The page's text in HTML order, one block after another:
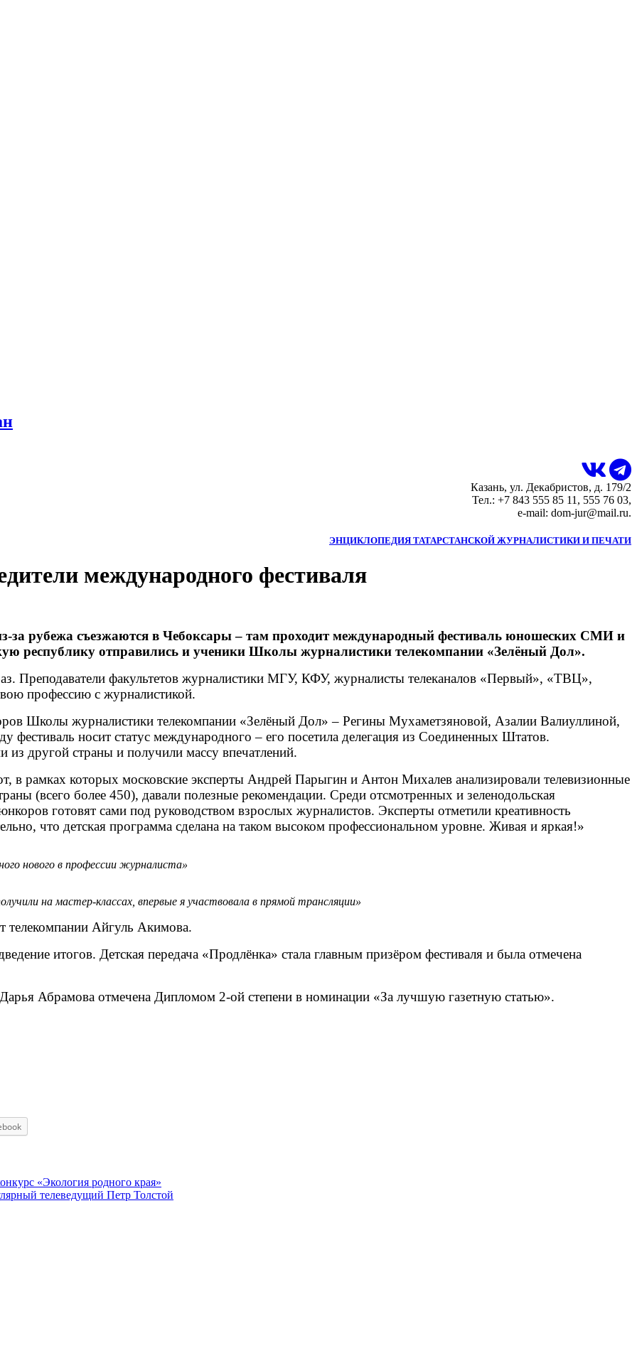
Казань, ул. Декабристов, д. 179/2
Тел.: +7 843 555 85 11, 555 76 03,
e-mail: dom-jur@mail.ru.
ЭНЦИКЛОПЕДИЯ ТАТАРСТАНСКОЙ ЖУРНАЛИСТИКИ И ПЕЧАТИ
международного фестиваля
за рубежа съезжаются в Чебоксары – там проходит международный фестиваль юношеских СМИ и
республику отправились и ученики Школы журналистики телекомпании «Зелёный Дол».
Преподаватели факультетов журналистики МГУ, КФУ, журналисты телеканалов «Первый», «ТВЦ»,
профессию с журналистикой.
Школы журналистики телекомпании «Зелёный Дол» – Регины Мухаметзяновой, Азалии Валиуллиной,
носит статус международного – его посетила делегация из Соединенных Штатов.
из другой страны и получили массу впечатлений.
в рамках которых московские эксперты Андрей Парыгин и Антон Михалев анализировали телевизионные
(всего более 450), давали полезные рекомендации. Среди отсмотренных и зеленодольская
готовят сами под руководством взрослых журналистов. Эксперты отметили креативность
что детская программа сделана на таком высоком профессиональном уровне. Живая и яркая!»
нового в профессии журналиста»
на мастер-классах, впервые я участвовала в прямой трансляции»
телекомпании Айгуль Акимова.
итогов. Детская передача «Продлёнка» стала главным призёром фестиваля и была отмечена
Абрамова отмечена Дипломом 2-ой степени в номинации «За лучшую газетную статью».
«Экология родного края»
телеведущий Петр Толстой